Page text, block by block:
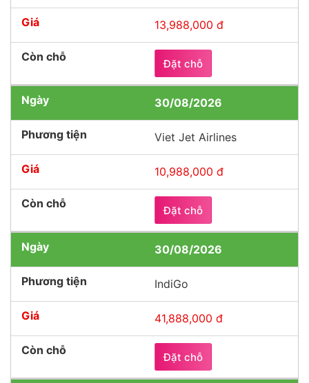
13,988,000 đ
Đặt chỗ
30/08/2026
Viet Jet Airlines
10,988,000 đ
Đặt chỗ
30/08/2026
IndiGo
41,888,000 đ
Đặt chỗ